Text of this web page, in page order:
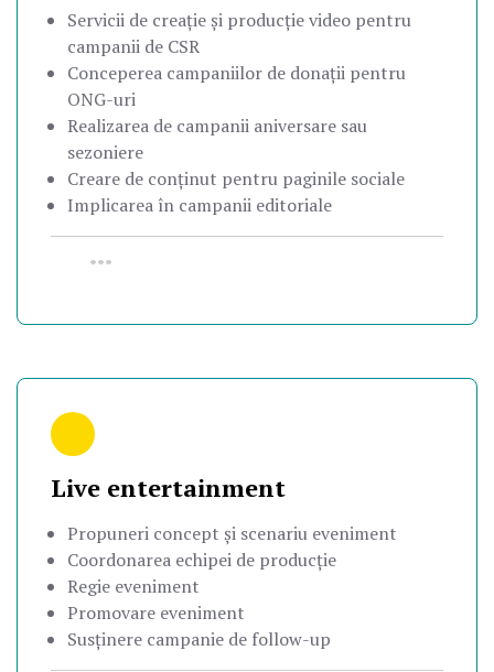
Servicii de creație și producție video pentru
campanii de CSR
Conceperea campaniilor de donații pentru
ONG-uri
Realizarea de campanii aniversare sau
sezoniere
Creare de conținut pentru paginile sociale
Implicarea în campanii editoriale
•••
Live entertainment
Propuneri concept și scenariu eveniment
Coordonarea echipei de producție
Regie eveniment
Promovare eveniment
Susținere campanie de follow-up